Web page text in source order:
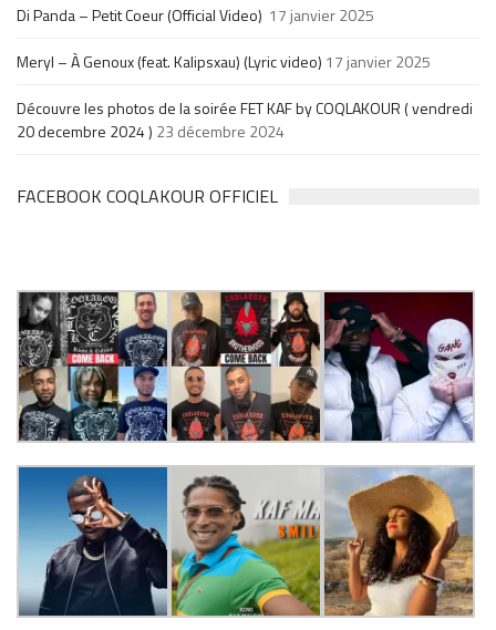
Di Panda – Petit Coeur (Official Video) 17 janvier 2025
Meryl – À Genoux (feat. Kalipsxau) (Lyric video) 17 janvier 2025
Découvre les photos de la soirée FET KAF by COQLAKOUR ( vendredi
20 decembre 2024 ) 23 décembre 2024
FACEBOOK COQLAKOUR OFFICIEL